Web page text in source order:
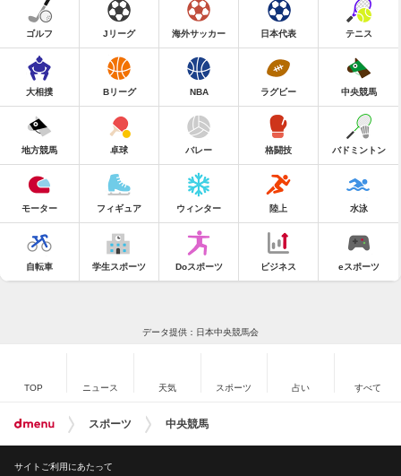
ゴルフ Jリーグ 海外サッカー 日本代表 テニス
大相撲 Bリーグ NBA ラグビー 中央競馬
地方競馬 卓球 バレー 格闘技 バドミントン
モーター フィギュア ウィンター 陸上 水泳
自転車 学生スポーツ Doスポーツ ビジネス eスポーツ
データ提供：日本中央競馬会
TOP ニュース 天気 スポーツ 占い すべて
スポーツ 中央競馬
サイトご利用にあたって